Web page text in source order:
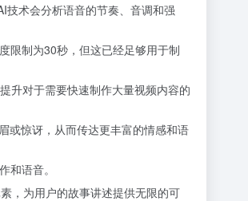
术会分析语音的节奏、音调和强
限制为30秒，但这已经足够用于制
升对于需要快速制作大量视频内容的
或惊讶，从而传达更丰富的情感和语
语音。
，为用户的故事讲述提供无限的可